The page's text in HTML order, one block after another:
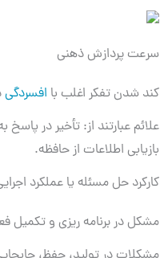
سرعت پردازش ذهنی
کند شدن تفکر اغلب با افسردگی
علائم عبارتند از: تأخیر در
بازیابی اطلاعات از حافظه.
کارکرد حل مسئله یا عملکرد
مشکل در برنامه ریزی و تکمیل